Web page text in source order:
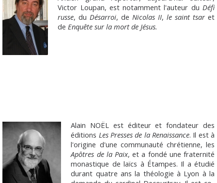
Victor Loupan, est notamment l'auteur du Défi
russe, du Désarroi, de Nicolas II,le saint tsar et
de Enquête sur la mort de Jésus.
Alain NOËL est éditeur et fondateur des
éditions Les Presses de la Renaissance. Il est à
l'origine d'une communauté chrétienne, les
Apôtres de la Paix, et a fondé une fraternité
monastique de laïcs à Étampes. Il a étudié
durant quatre ans la théologie à Lyon à la